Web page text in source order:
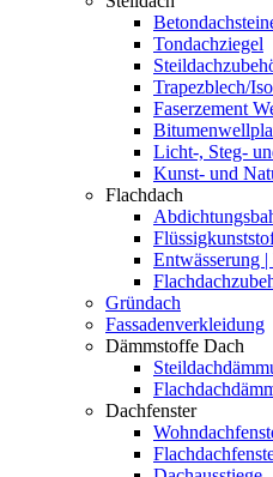
Tondachziegel
Trapezblech/
Faserzement
Licht-, Steg-
Kunst- und
Flachdach
Entwässerung
Gründach
Fassadenverkleidung
Dämmstoffe Dach
Dachfenster